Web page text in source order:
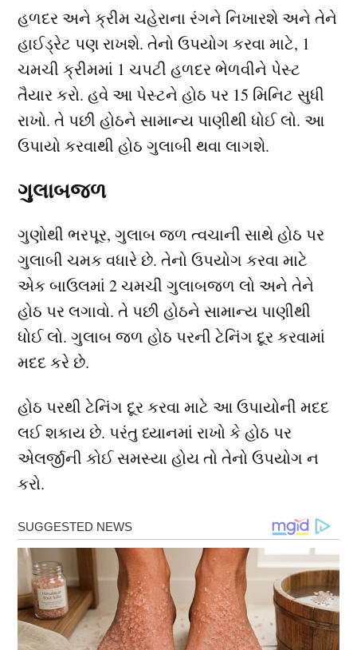
હળદર અને ક્રીમ ચહેરાના રંગને નિખારશે અને તેને
હાઈડ્રેટ પણ રાખશે. તેનો ઉપયોગ કરવા માટે, 1
ચમચી ક્રીમમાં 1 ચપટી હળદર ભેળવીને પેસ્ટ
તૈયાર કરો. હવે આ પેસ્ટને હોઠ પર 15 મિનિટ સુધી
રાખો. તે પછી હોઠને સામાન્ય પાણીથી ધોઈ લો. આ
ઉપાયો કરવાથી હોઠ ગુલાબી થવા લાગશે.
ગુલાબજળ
ગુણોથી ભરપૂર, ગુલાબ જળ ત્વચાની સાથે હોઠ પર
ગુલાબી ચમક વધારે છે. તેનો ઉપયોગ કરવા માટે
એક બાઉલમાં 2 ચમચી ગુલાબજળ લો અને તેને
હોઠ પર લગાવો. તે પછી હોઠને સામાન્ય પાણીથી
ધોઈ લો. ગુલાબ જળ હોઠ પરની ટેનિંગ દૂર કરવામાં
મદદ કરે છે.
હોઠ પરથી ટેનિંગ દૂર કરવા માટે આ ઉપાયોની મદદ
લઈ શકાય છે. પરંતુ ધ્યાનમાં રાખો કે હોઠ પર
એલર્જીની કોઈ સમસ્યા હોય તો તેનો ઉપયોગ ન
કરો.